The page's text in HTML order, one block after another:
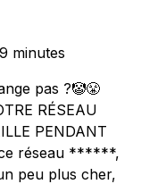
minutes
pas ?🤡😤
RÉSEAU
PENDANT
ce réseau ******,
peu plus cher,